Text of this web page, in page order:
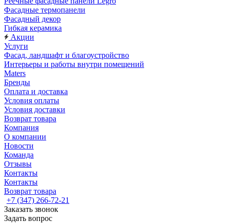
Фасадные термопанели
Фасадный декор
Гибкая керамика
Акции
Услуги
Фасад, ландшафт и благоустройство
Интерьеры и работы внутри помещений
Maters
Бренды
Оплата и доставка
Условия оплаты
Условия доставки
Возврат товара
Компания
О компании
Новости
Команда
Отзывы
Контакты
Контакты
Возврат товара
+7 (347) 266-72-21
Заказать звонок
Задать вопрос